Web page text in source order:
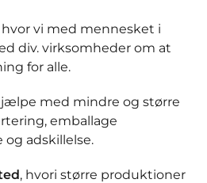
vi med mennesket i
div. virksomheder om at
for alle.
med mindre og større
emballage
adskillelse.
, hvori større produktioner